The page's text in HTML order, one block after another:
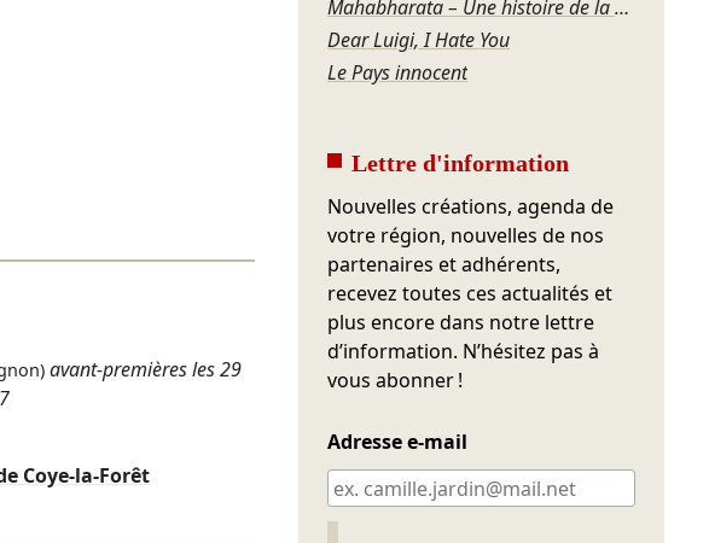
avant-premières les 29
Coye-la-Forêt
Mahabharata – Une histoire de la violence
Dear Luigi, I Hate You
Le Pays innocent
Lettre d'information
Nouvelles créations, agenda de
votre région, nouvelles de nos
partenaires et adhérents,
recevez toutes ces actualités et
plus encore dans notre lettre
d’information. N’hésitez pas à
vous abonner !
Adresse e-mail